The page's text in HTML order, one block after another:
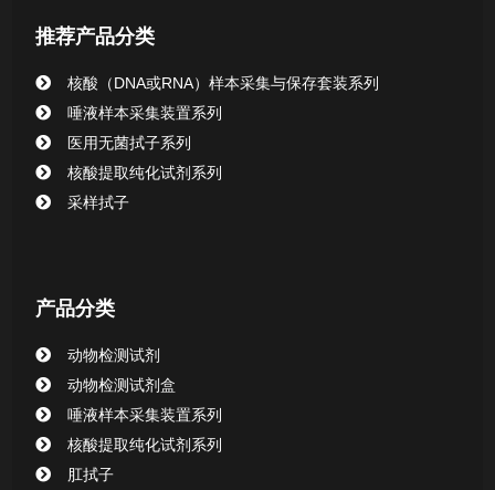
清洁验证棉签系列
动物检测试剂
推荐产品分类
核酸（DNA或RNA）样本采集与保存套装系列
唾液样本采集装置系列
医用无菌拭子系列
核酸提取纯化试剂系列
采样拭子
产品分类
动物检测试剂
动物检测试剂盒
唾液样本采集装置系列
核酸提取纯化试剂系列
肛拭子